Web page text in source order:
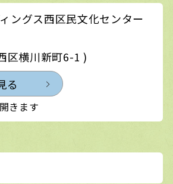
ングス西区民文化センター
区横川新町6-1 )
る
きます